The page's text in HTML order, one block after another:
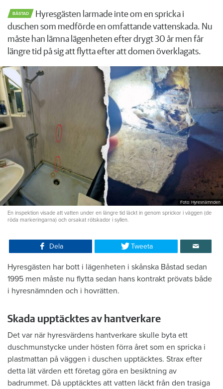
BÅSTAD
Hyresgästen larmade inte om en spricka i
duschen som medförde en omfattande vattenskada. Nu
måste han lämna lägenheten efter drygt 30 år men får
längre tid på sig att flytta efter att domen överklagats.
Foto: Hyresnämnden
En inspektion visade att vatten under en längre tid läckt in genom sprickor i väggen (de
röda markeringarna) och orsakat rötskador i syllen.
Dela Tweeta
Hyresgästen har bott i lägenheten i skånska Båstad sedan
1995 men måste nu flytta sedan hans kontrakt prövats både
i hyresnämnden och i hovrätten.
Skada upptäcktes av hantverkare
Det var när hyresvärdens hantverkare skulle byta ett
duschmunstycke under hösten förra året som en spricka i
plastmattan på väggen i duschen upptäcktes. Strax efter
detta lät värden ett företag göra en besiktning av
badrummet. Då upptäcktes att vatten läckt från den trasiga